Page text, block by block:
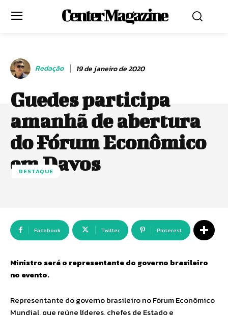
Center Magazine
Redação 19 de janeiro de 2020
Guedes participa
amanhã de abertura
do Fórum Econômico
em Davos
DESTAQUE
Facebook Twitter Pinterest
Ministro será o representante do governo brasileiro
no evento.
Representante do governo brasileiro no Fórum Econômico
Mundial, que reúne líderes, chefes de Estado e